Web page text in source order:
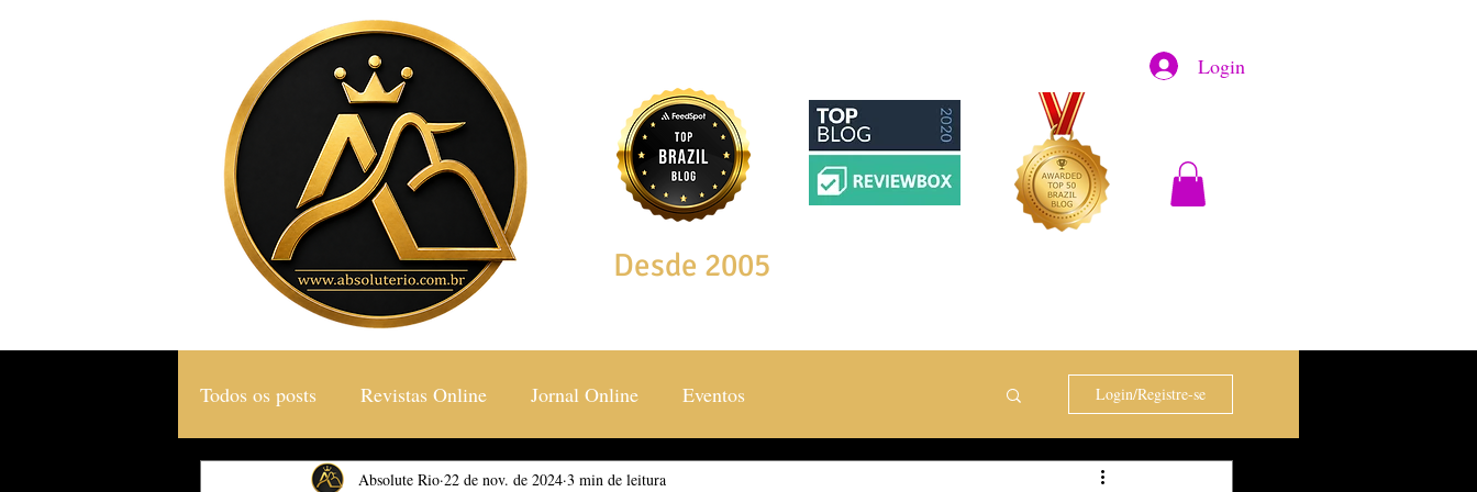
Login
Desde 2005
Todos os posts Revistas Online Jornal Online Eventos
Gastronomia & Turismo Social & Estilos Saúde & Bem Estar
Login/Registre-se
Absolute Rio 22 de nov. de 2024 3 min de leitura